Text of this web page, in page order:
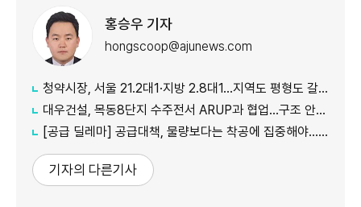
홍승우 기자
hongscoop@ajunews.com
청약시장, 서울 21.2대1·지방 2.8대1…지역도 평형도 갈렸다
대우건설, 목동8단지 수주전서 ARUP과 협업…구조 안전성 강화
[공급 딜레마] 공급대책, 물량보다는 착공에 집중해야… 갈등 해결도 숙제
기자의 다른기사